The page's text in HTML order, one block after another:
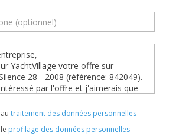
traitement des données personnelles
profilage des données personnelles